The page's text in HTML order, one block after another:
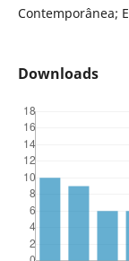
Contemporânea;
Downloads